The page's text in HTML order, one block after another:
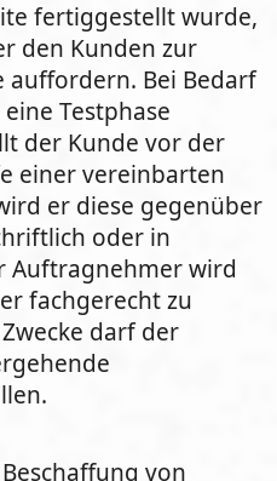
fertiggestellt wurde,
den Kunden zur
auffordern. Bei Bedarf
Testphase
der Kunde vor der
einer vereinbarten
er diese gegenüber
oder in
Auftragnehmer wird
fachgerecht zu
darf der
von